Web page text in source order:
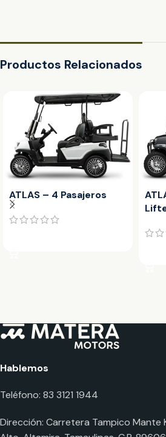
Productos Relacionados
ATLAS – 4 Pasajeros
Hablemos
Teléfono: 83 3121 1944
Dirección: Carretera Tampico Mante